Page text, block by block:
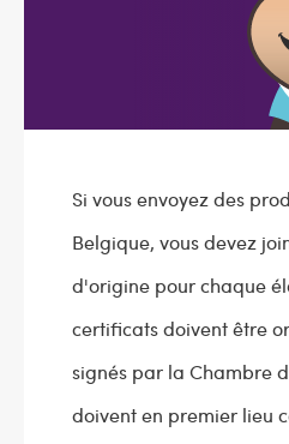
Si vous envoyez des
Belgique, vous devez
d'origine pour chaque
certificats doivent être
signés par la Chambre
doivent en premier lieu